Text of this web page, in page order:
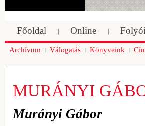
Főoldal Online
Archívum Válogatás Könyveink
MURÁNYI
Murányi Gábor